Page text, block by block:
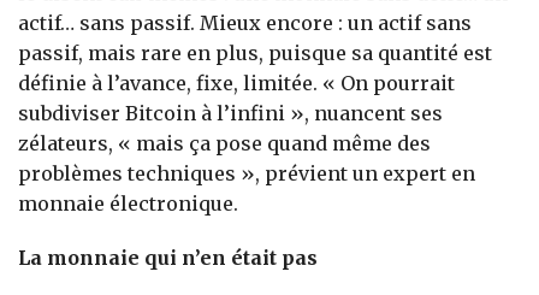
actif… sans passif. Mieux encore : un actif sans
passif, mais rare en plus, puisque sa quantité est
définie à l’avance, fixe, limitée. « On pourrait
subdiviser Bitcoin à l’infini », nuancent ses
zélateurs, « mais ça pose quand même des
problèmes techniques », prévient un expert en
monnaie électronique.
La monnaie qui n’en était pas